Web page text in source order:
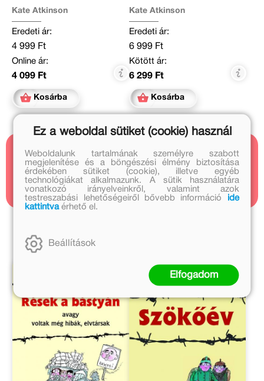
Kate Atkinson
Eredeti ár:
4 999 Ft
Online ár:
4 099 Ft
Kosárba
Kate Atkinson
Eredeti ár:
6 999 Ft
Kötött ár:
6 299 Ft
Kosárba
Kapcsolódó cikkek
1 cikk
Ez a weboldal sütiket (cookie) használ
Weboldalunk tartalmának személyre szabott
megjelenítése és a böngészési élmény biztosítása
érdekében sütiket (cookie), illetve egyéb
technológiákat alkalmazunk. A sütik használatára
vonatkozó irányelveinkről, valamint azok
testreszabási lehetőségeiről bővebb információ
ide
kattintvaérhető el.
Beállítások
Elfogadom